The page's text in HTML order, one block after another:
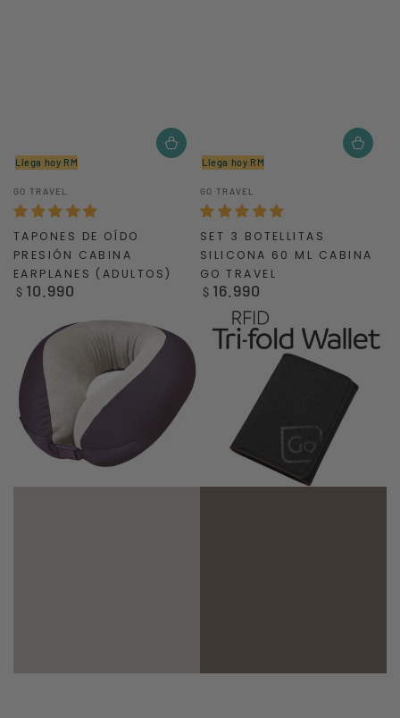
Llega hoy RM
Vendedor:
GO TRAVEL
TAPONES DE OÍDO
PRESIÓN CABINA
EARPLANES (ADULTOS)
Precio
$ 10.990
Llega hoy RM
Vendedor:
GO TRAVEL
SET 3 BOTELLITAS
SILICONA 60 ML CABINA
GO TRAVEL
Precio
regular
$ 16.990